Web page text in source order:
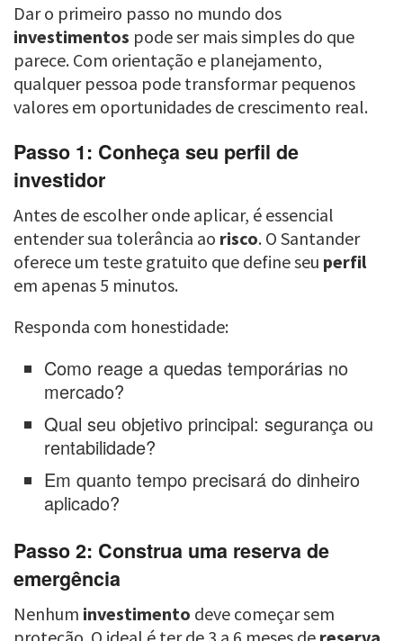
Dar o primeiro passo no mundo dos
investimentos pode ser mais simples do que
parece. Com orientação e planejamento,
qualquer pessoa pode transformar pequenos
valores em oportunidades de crescimento real.
Passo 1: Conheça seu perfil de
investidor
Antes de escolher onde aplicar, é essencial
entender sua tolerância ao risco. O Santander
oferece um teste gratuito que define seu perfil
em apenas 5 minutos.
Responda com honestidade:
Como reage a quedas temporárias no
mercado?
Qual seu objetivo principal: segurança ou
rentabilidade?
Em quanto tempo precisará do dinheiro
aplicado?
Passo 2: Construa uma reserva de
emergência
Nenhum investimento deve começar sem